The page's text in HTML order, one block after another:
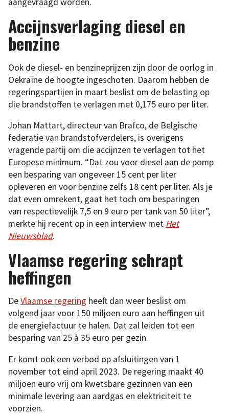
aangevraagd worden.
Accijnsverlaging diesel en
benzine
Ook de diesel- en benzineprijzen zijn door de oorlog in
Oekraïne de hoogte ingeschoten. Daarom hebben de
regeringspartijen in maart beslist om de belasting op
die brandstoffen te verlagen met 0,175 euro per liter.
Johan Mattart, directeur van Brafco, de Belgische
federatie van brandstofverdelers, is overigens
vragende partij om die accijnzen te verlagen tot het
Europese minimum. “Dat zou voor diesel aan de pomp
een besparing van ongeveer 15 cent per liter
opleveren en voor benzine zelfs 18 cent per liter. Als je
dat even omrekent, gaat het toch om besparingen
van respectievelijk 7,5 en 9 euro per tank van 50 liter”,
merkte hij recent op in een interview met Het
Nieuwsblad.
Vlaamse regering schrapt
heffingen
DeVlaamse regering heeft dan weer beslist om
volgend jaar voor 150 miljoen euro aan heffingen uit
de energiefactuur te halen. Dat zal leiden tot een
besparing van 25 à 35 euro per gezin.
Er komt ook een verbod op afsluitingen van 1
november tot eind april 2023. De regering maakt 40
miljoen euro vrij om kwetsbare gezinnen van een
minimale levering aan aardgas en elektriciteit te
voorzien.